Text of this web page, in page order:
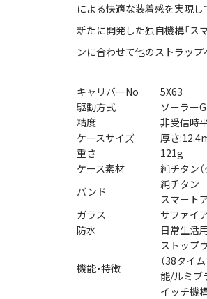
による快適な装着感を実現し
新たに開発した独自機構「ス
ンに合わせて他のストラップ
キャリバーNo
5X63
駆動方式
ソーラー
精度
非受信時
ケースサイズ
厚さ
重さ
121g
ケース素材
純チタン
バンド
純チタン
スマート
ガラス
サファイ
防水
日常生活
機能・特徴
ストップ
（38タイ
能/ルミブ
イッチ機